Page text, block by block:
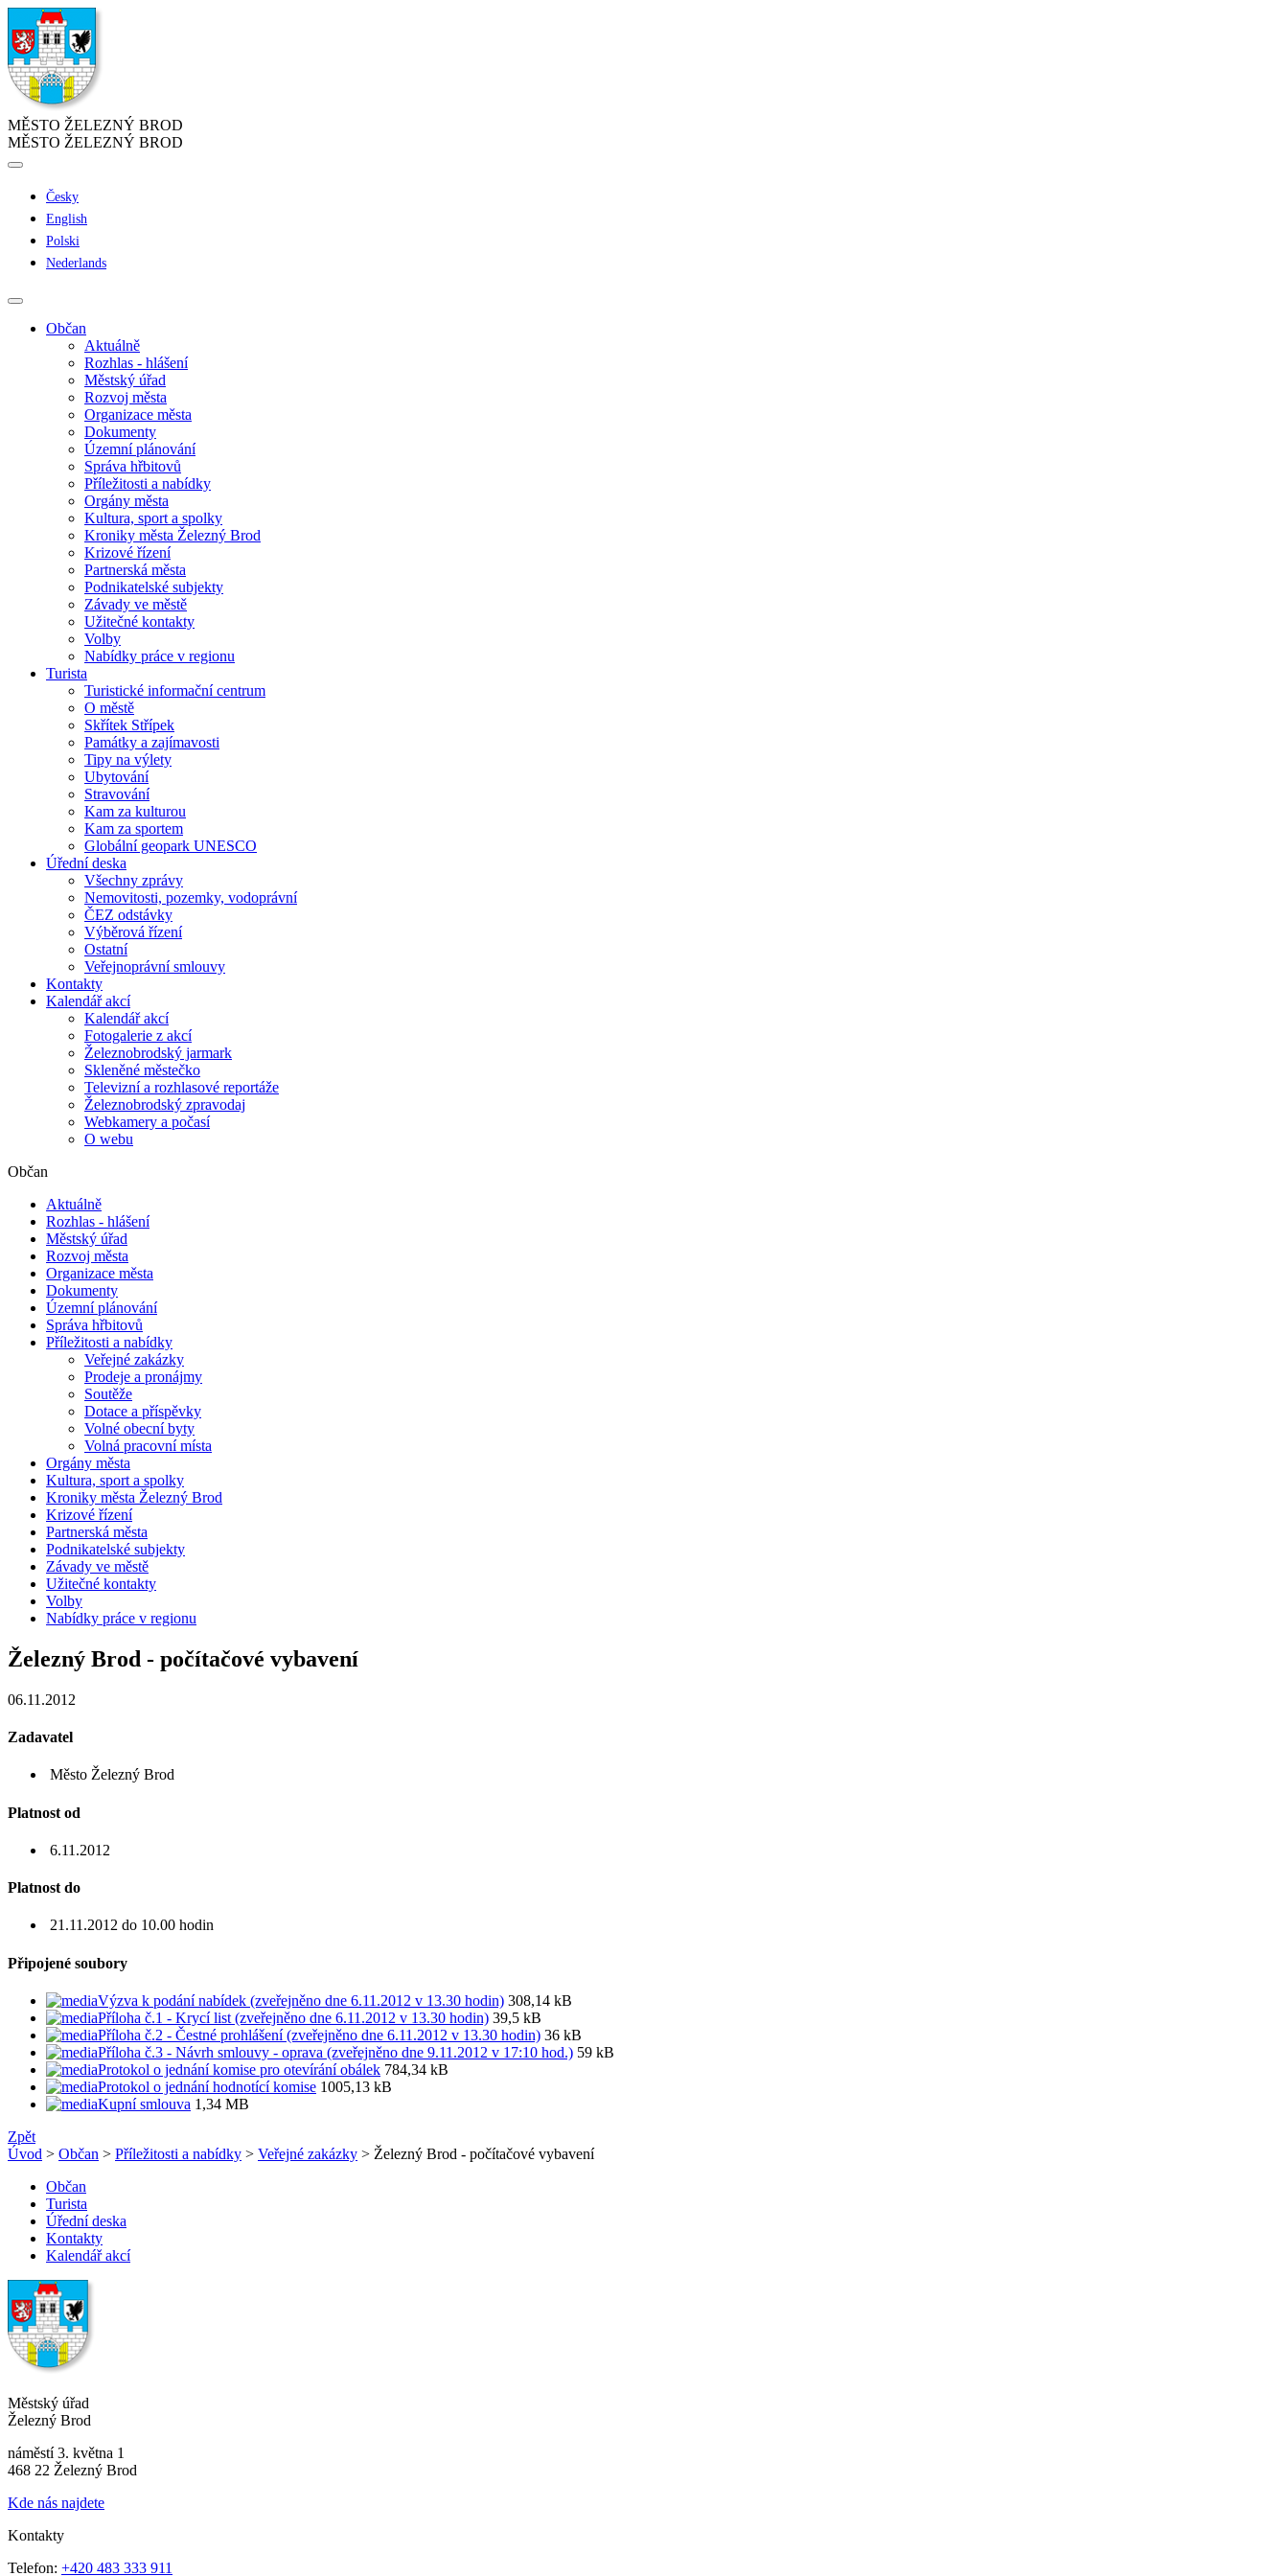
MĚSTO ŽELEZNÝ BROD
MĚSTO ŽELEZNÝ BROD
Česky
English
Polski
Nederlands
Občan
Aktuálně
Rozhlas - hlášení
Městský úřad
Rozvoj města
Organizace města
Dokumenty
Územní plánování
Správa hřbitovů
Příležitosti a nabídky
Orgány města
Kultura, sport a spolky
Kroniky města Železný Brod
Krizové řízení
Partnerská města
Podnikatelské subjekty
Závady ve městě
Užitečné kontakty
Volby
Nabídky práce v regionu
Turista
Turistické informační centrum
O městě
Skřítek Střípek
Památky a zajímavosti
Tipy na výlety
Ubytování
Stravování
Kam za kulturou
Kam za sportem
Globální geopark UNESCO
Úřední deska
Všechny zprávy
Nemovitosti, pozemky, vodoprávní
ČEZ odstávky
Výběrová řízení
Ostatní
Veřejnoprávní smlouvy
Kontakty
Kalendář akcí
Kalendář akcí
Fotogalerie z akcí
Železnobrodský jarmark
Skleněné městečko
Televizní a rozhlasové reportáže
Železnobrodský zpravodaj
Webkamery a počasí
O webu
Občan
Aktuálně
Rozhlas - hlášení
Městský úřad
Rozvoj města
Organizace města
Dokumenty
Územní plánování
Správa hřbitovů
Příležitosti a nabídky
Veřejné zakázky
Prodeje a pronájmy
Soutěže
Dotace a příspěvky
Volné obecní byty
Volná pracovní místa
Orgány města
Kultura, sport a spolky
Kroniky města Železný Brod
Krizové řízení
Partnerská města
Podnikatelské subjekty
Závady ve městě
Užitečné kontakty
Volby
Nabídky práce v regionu
Železný Brod - počítačové vybavení
06.11.2012
Zadavatel
Město Železný Brod
Platnost od
6.11.2012
Platnost do
21.11.2012 do 10.00 hodin
Připojené soubory
Výzva k podání nabídek (zveřejněno dne 6.11.2012 v 13.30 hodin) 308,14 kB
Příloha č.1 - Krycí list (zveřejněno dne 6.11.2012 v 13.30 hodin) 39,5 kB
Příloha č.2 - Čestné prohlášení (zveřejněno dne 6.11.2012 v 13.30 hodin) 36 kB
Příloha č.3 - Návrh smlouvy - oprava (zveřejněno dne 9.11.2012 v 17:10 hod.) 59 kB
Protokol o jednání komise pro otevírání obálek 784,34 kB
Protokol o jednání hodnotící komise 1005,13 kB
Kupní smlouva 1,34 MB
Zpět
Úvod > Občan > Příležitosti a nabídky > Veřejné zakázky > Železný Brod - počítačové vybavení
Občan
Turista
Úřední deska
Kontakty
Kalendář akcí
Městský úřad
Železný Brod
náměstí 3. května 1
468 22 Železný Brod
Kde nás najdete
Kontakty
Telefon: +420 483 333 911